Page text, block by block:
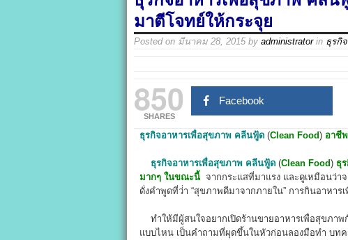
มาตีโจทย์ให้กระจุย
Posted on มีนาคม 28, 2015 by administratorin ธุรกิ
850
SHARES
Facebook
ธุรกิจอาหารเพื่อสุขภาพ คลีนฟู้ด (Clean Food) อาชี
ธุรกิจอาหารเพื่อสุขภาพ คลีนฟู้ด (Clean Food) ธุ
มากๆ ในขณะนี้ จากกระแสที่มาแรง และดูเหมือนว่
ดั่งคำพูดที่ว่่า “สุขภาพดีมาจากภายใน” การกินอาหา
ทำให้มีผู้สนใจอยากเปิดร้านขายอาหารเพื่อสุขภาพ
แบบไหน เป็นคำถามที่ผุดขึ้นในหัวก่อนลองมือทำ บทค